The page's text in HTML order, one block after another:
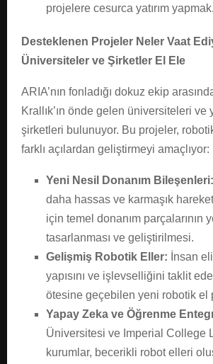
projelere cesurca yatırım yapmak.
Desteklenen Projeler Neler Vaat
Üniversiteler ve Şirketler El Ele
ARIA’nın fonladığı dokuz ekip
Krallık’ın önde gelen üniversiteleri
şirketleri bulunuyor. Bu projeler,
farklı açılardan geliştirmeyi amaçlıyor:
Yeni Nesil Donanım Bileşenleri:
daha hassas ve karmaşık
için temel donanım parçalarının
tasarlanması ve geliştirilmesi.
Gelişmiş Robotik Eller: İnsan
yapısını ve işlevselliğini taklit
ötesine geçebilen yeni robotik el
Yapay Zeka ve Öğrenme
Üniversitesi ve Imperial College
kurumlar, becerikli robot elleri